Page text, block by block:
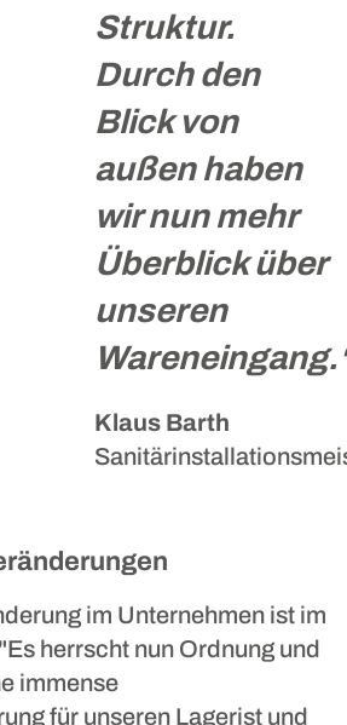
Struktur.
Durch den
Blick von
außen haben
wir nun mehr
Überblick über
unseren
Klaus Barth
im Unternehmen ist im
herrscht nun Ordnung und
immense
für unseren Lagerist und